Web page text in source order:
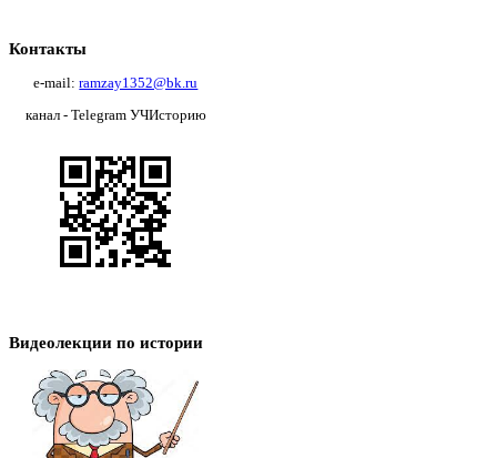
Контакты
e-mail:ramzay1352@bk.ru
канал - Telegram УЧИсторию
Видеолекции по истории